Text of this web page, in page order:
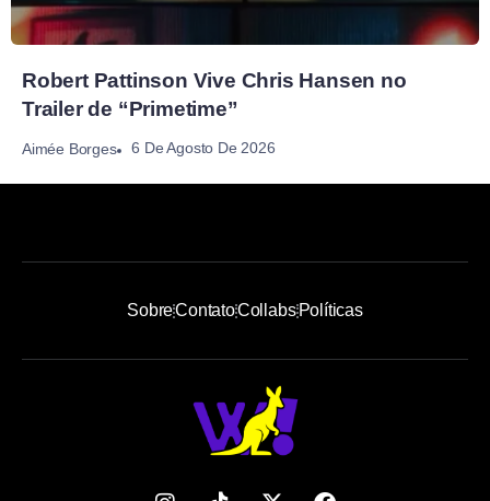
Robert Pattinson Vive Chris Hansen no
Trailer de “Primetime”
Aimée Borges 6 De Agosto De 2026
SobreContatoCollabsPolíticas